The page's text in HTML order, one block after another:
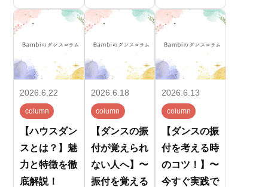
2026.6.22
column
【ハウスダン
スとは？】魅
力と特徴を徹
底解説！
2026.6.18
column
【ダンスの振
付が覚えられ
ない人へ】〜
振付を覚える
2026.6.13
column
【ダンスの振
付を考える時
のコツ！】〜
今すぐ実践で